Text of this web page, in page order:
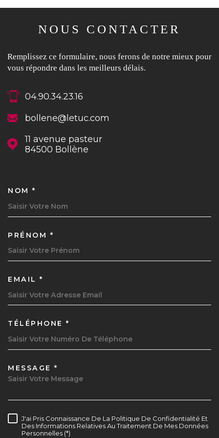
NOUS CONTACTER
Remplissez ce formulaire, nous ferons de notre mieux pour
vous répondre dans les meilleurs délais.
04.90.34.23.16
bollene@letuc.com
11 avenue pasteur
84500
Bollène
NOM *
PRÉNOM *
EMAIL *
TÉLÉPHONE *
MESSAGE *
RÈGLEMENTATION
J'ai Pris Connaissance De La Politique De Confidentialité Et
Des Informations Relatives Au Traitement De Mes Données
Personnelles (*)